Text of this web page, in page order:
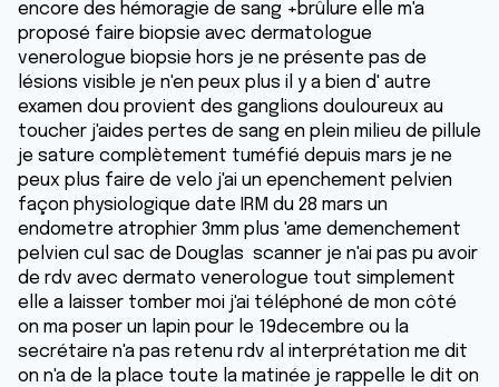
encore des hémoragie de sang +brûlure elle m'a
proposé faire biopsie avec dermatologue
venerologue biopsie hors je ne présente pas de
lésions visible je n'en peux plus il y a bien d' autre
examen dou provient des ganglions douloureux au
toucher j'aides pertes de sang en plein milieu de pillule
je sature complètement tuméfié depuis mars je ne
peux plus faire de velo j'ai un epenchement pelvien
façon physiologique date IRM du 28 mars un
endometre atrophier 3mm plus 'ame demenchement
pelvien cul sac de Douglas scanner je n'ai pas pu avoir
de rdv avec dermato venerologue tout simplement
elle a laisser tomber moi j'ai téléphoné de mon côté
on ma poser un lapin pour le 19decembre ou la
secrétaire n'a pas retenu rdv al interprétation me dit
on n'a de la place toute la matinée je rappelle le dit on